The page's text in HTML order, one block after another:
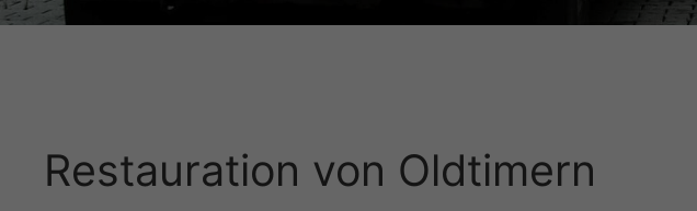
Restauration von Oldtimern